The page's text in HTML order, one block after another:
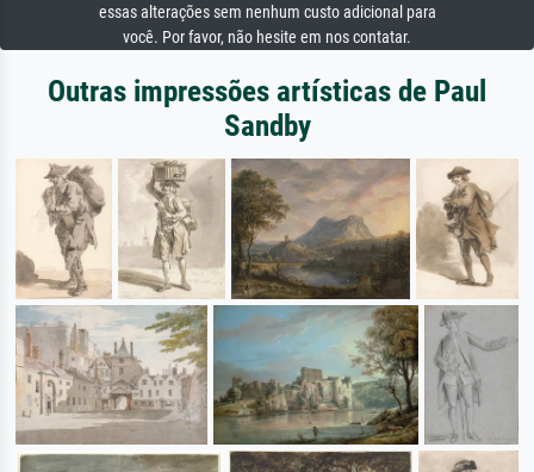
essas alterações sem nenhum custo adicional para
você. Por favor, não hesite em nos contatar.
Outras impressões artísticas de Paul
Sandby